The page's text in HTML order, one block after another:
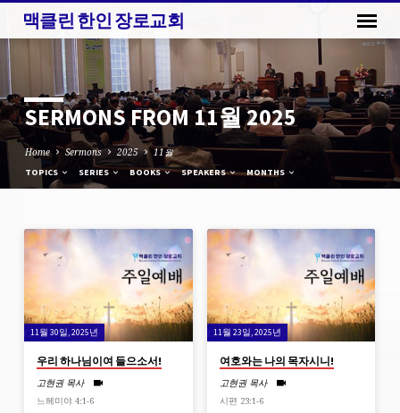
맥클린 한인 장로교회
SERMONS FROM 11월 2025
Home Sermons 2025 11월
TOPICS SERIES BOOKS SPEAKERS MONTHS
SERMONS
FROM
11
월
2025
11월 30일, 2025년
우리 하나님이여 들으소서!
고현권 목사
느헤미야 4:1-6
11월 23일, 2025년
여호와는 나의 목자시니!
고현권 목사
시편 23:1-6